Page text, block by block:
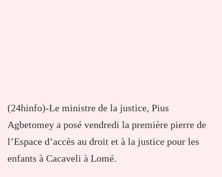
(24hinfo)-Le ministre de la justice, Pius
Agbetomey a posé vendredi la première pierre de
l’Espace d’accès au droit et à la justice pour les
enfants à Cacaveli à Lomé.